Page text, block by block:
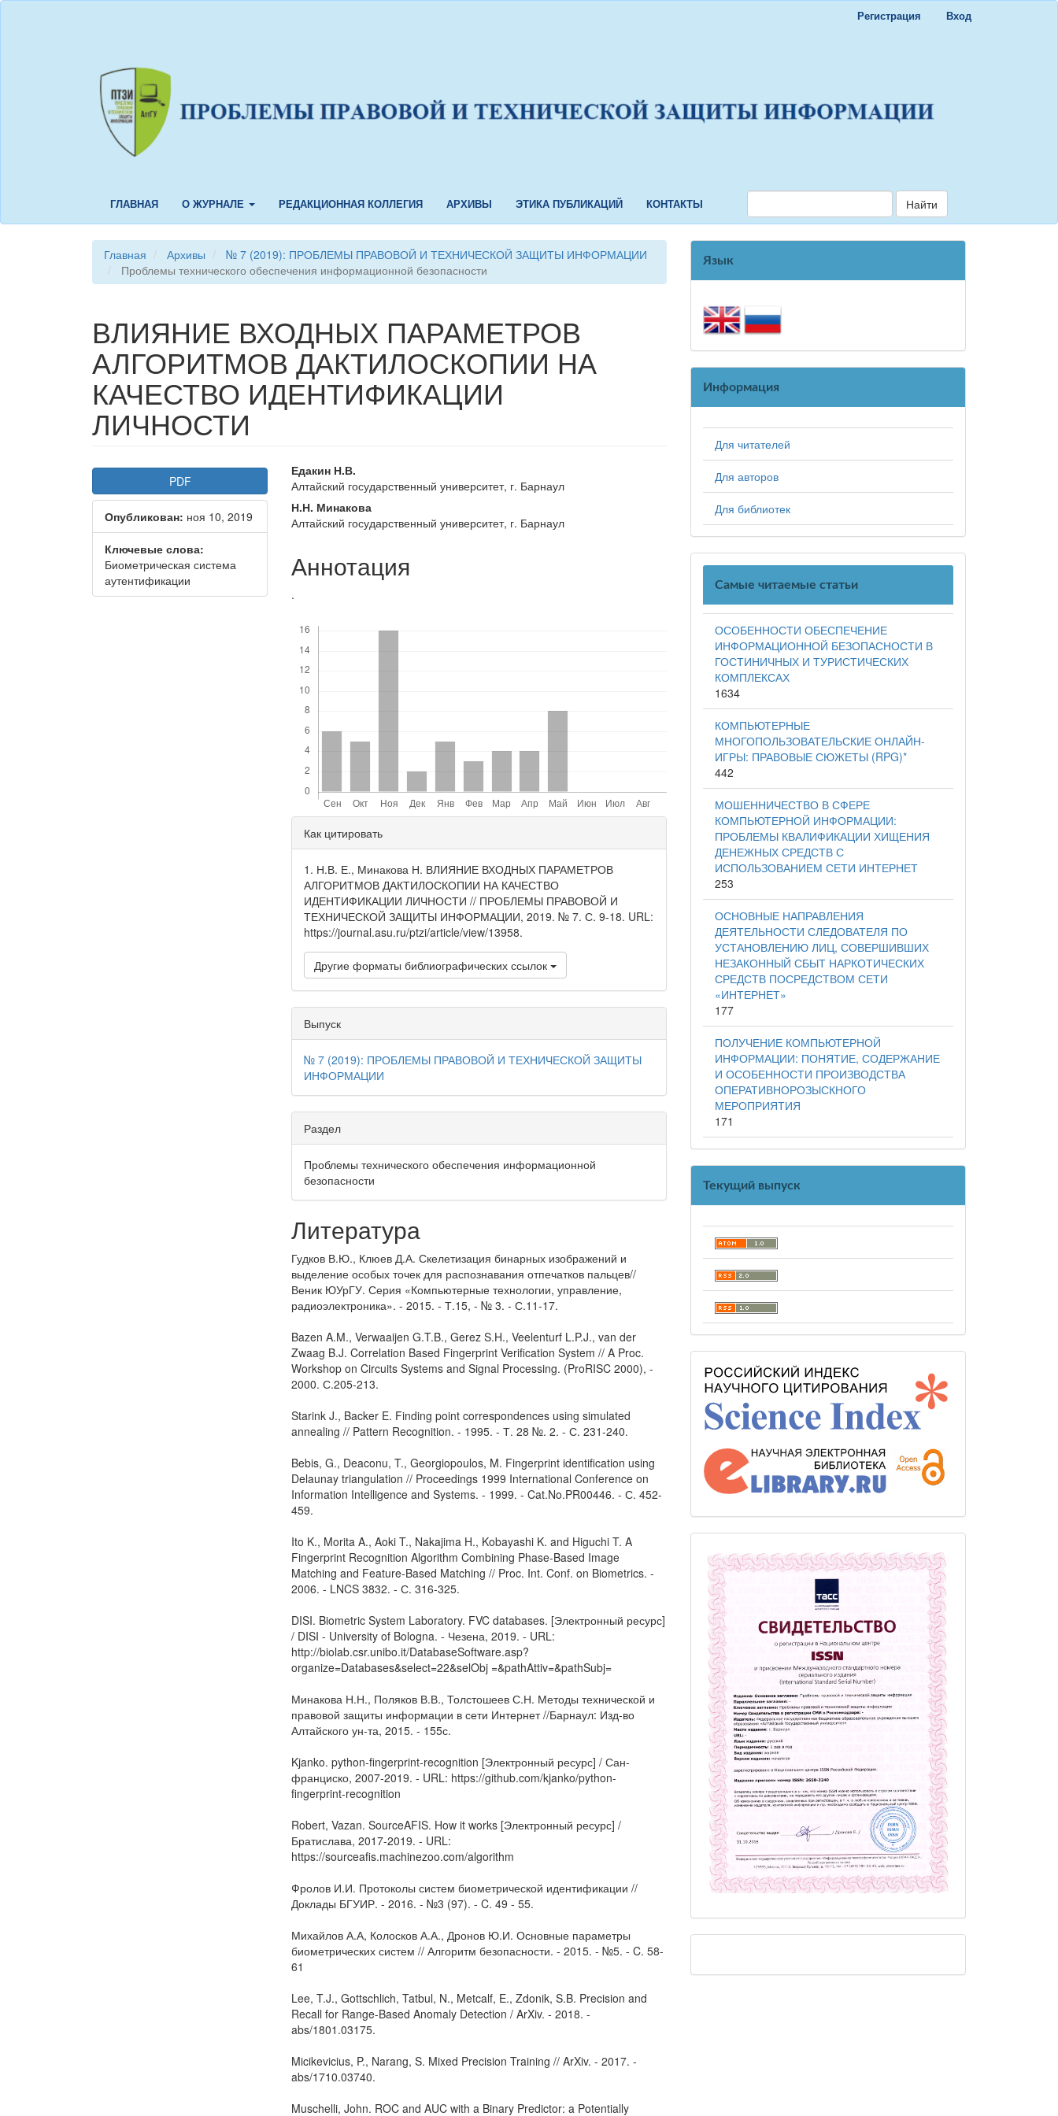
Быстрый
Регистрация Вход
ГЛАВНАЯ О ЖУРНАЛЕ РЕДАКЦИОННАЯ КОЛЛЕГИЯ АРХИВЫ ЭТИКА ПУБЛИКАЦИЙ КОНТАКТЫ Найти
Главная Архивы
№ 7 (2019): ПРОБЛЕМЫ ПРАВОВОЙ И ТЕХНИЧЕСКОЙ ЗАЩИТЫ ИНФОРМАЦИИ
Проблемы технического обеспечения информационной безопасности
ВЛИЯНИЕ ВХОДНЫХ ПАРАМЕТРОВ
АЛГОРИТМОВ ДАКТИЛОСКОПИИ НА
КАЧЕСТВО ИДЕНТИФИКАЦИИ
ЛИЧНОСТИ
Статья
боковой
панели
PDF
Опубликован: ноя 10, 2019
Ключевые слова:
Биометрическая система
аутентификации
Основное
содержание
статьи
Едакин Н.В.
Алтайский государственный университет, г. Барнаул
Н.Н. Минакова
Алтайский государственный университет, г. Барнаул
Аннотация
.
Детали
статьи
Как цитировать
1. Н.В. Е., Минакова Н. ВЛИЯНИЕ ВХОДНЫХ ПАРАМЕТРОВ
АЛГОРИТМОВ ДАКТИЛОСКОПИИ НА КАЧЕСТВО
ИДЕНТИФИКАЦИИ ЛИЧНОСТИ // ПРОБЛЕМЫ ПРАВОВОЙ И
ТЕХНИЧЕСКОЙ ЗАЩИТЫ ИНФОРМАЦИИ, 2019. № 7. С. 9-18. URL:
https://journal.asu.ru/ptzi/article/view/13958.
Другие форматы библиографических ссылок
Выпуск
№ 7 (2019): ПРОБЛЕМЫ ПРАВОВОЙ И ТЕХНИЧЕСКОЙ ЗАЩИТЫ
ИНФОРМАЦИИ
Раздел
Проблемы технического обеспечения информационной
безопасности
Литература
Гудков В.Ю., Клюев Д.А. Скелетизация бинарных изображений и
выделение особых точек для распознавания отпечатков пальцев//
Веник ЮУрГУ. Серия «Компьютерные технологии, управление,
радиоэлектроника». - 2015. - Т.15, - № 3. - С.11-17.
Bazen A.M., Verwaaijen G.T.B., Gerez S.H., Veelenturf L.P.J., van der
Zwaag B.J. Correlation Based Fingerprint Verification System // A Proc.
Workshop on Circuits Systems and Signal Processing. (ProRISC 2000), -
2000. С.205-213.
Starink J., Backer E. Finding point correspondences using simulated
annealing // Pattern Recognition. - 1995. - Т. 28 №. 2. - С. 231-240.
Bebis, G., Deaconu, T., Georgiopoulos, M. Fingerprint identification using
Delaunay triangulation // Proceedings 1999 International Conference on
Information Intelligence and Systems. - 1999. - Cat.No.PR00446. - С. 452-
459.
Ito K., Morita A., Aoki T., Nakajima H., Kobayashi K. and Higuchi T. A
Fingerprint Recognition Algorithm Combining Phase-Based Image
Matching and Feature-Based Matching // Proc. Int. Conf. on Biometrics. -
2006. - LNCS 3832. - С. 316-325.
DISI. Biometric System Laboratory. FVC databases. [Электронный ресурс]
/ DISI - University of Bologna. - Чезена, 2019. - URL:
http://biolab.csr.unibo.it/DatabaseSoftware.asp?
organize=Databases&select=22&selObj =&pathAttiv=&pathSubj=
Минакова Н.Н., Поляков В.В., Толстошеев С.Н. Методы технической и
правовой защиты информации в сети Интернет //Барнаул: Изд-во
Алтайского ун-та, 2015. - 155с.
Kjanko. python-fingerprint-recognition [Электронный ресурс] / Сан-
франциско, 2007-2019. - URL: https://github.com/kjanko/python-
fingerprint-recognition
Robert, Vazan. SourceAFIS. How it works [Электронный ресурс] /
Братислава, 2017-2019. - URL:
https://sourceafis.machinezoo.com/algorithm
Фролов И.И. Протоколы систем биометрической идентификации //
Доклады БГУИР. - 2016. - №3 (97). - C. 49 - 55.
Михайлов А.А, Колосков А.А., Дронов Ю.И. Основные параметры
биометрических систем // Алгоритм безопасности. - 2015. - №5. - C. 58-
61
Lee, T.J., Gottschlich, Tatbul, N., Metcalf, E., Zdonik, S.B. Precision and
Recall for Range-Based Anomaly Detection / ArXiv. - 2018. -
abs/1801.03175.
Micikevicius, P., Narang, S. Mixed Precision Training // ArXiv. - 2017. -
abs/1710.03740.
Muschelli, John. ROC and AUC with a Binary Predictor: a Potentially
Язык
Информация
Для читателей
Для авторов
Для библиотек
Самые читаемые статьи
ОСОБЕННОСТИ ОБЕСПЕЧЕНИЕ
ИНФОРМАЦИОННОЙ БЕЗОПАСНОСТИ В
ГОСТИНИЧНЫХ И ТУРИСТИЧЕСКИХ
КОМПЛЕКСАХ
1634
КОМПЬЮТЕРНЫЕ
МНОГОПОЛЬЗОВАТЕЛЬСКИЕ ОНЛАЙН-
ИГРЫ: ПРАВОВЫЕ СЮЖЕТЫ (RPG)*
442
МОШЕННИЧЕСТВО В СФЕРЕ
КОМПЬЮТЕРНОЙ ИНФОРМАЦИИ:
ПРОБЛЕМЫ КВАЛИФИКАЦИИ ХИЩЕНИЯ
ДЕНЕЖНЫХ СРЕДСТВ С
ИСПОЛЬЗОВАНИЕМ СЕТИ ИНТЕРНЕТ
253
ОСНОВНЫЕ НАПРАВЛЕНИЯ
ДЕЯТЕЛЬНОСТИ СЛЕДОВАТЕЛЯ ПО
УСТАНОВЛЕНИЮ ЛИЦ, СОВЕРШИВШИХ
НЕЗАКОННЫЙ СБЫТ НАРКОТИЧЕСКИХ
СРЕДСТВ ПОСРЕДСТВОМ СЕТИ
«ИНТЕРНЕТ»
177
ПОЛУЧЕНИЕ КОМПЬЮТЕРНОЙ
ИНФОРМАЦИИ: ПОНЯТИЕ, СОДЕРЖАНИЕ
И ОСОБЕННОСТИ ПРОИЗВОДСТВА
ОПЕРАТИВНОРОЗЫСКНОГО
МЕРОПРИЯТИЯ
171
Текущий выпуск